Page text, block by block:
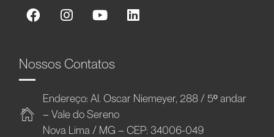
Nossos Contatos
Endereço: Al. Oscar Niemeyer, 288 / 5º andar
– Vale do Sereno
Nova Lima / MG – CEP: 34006-049